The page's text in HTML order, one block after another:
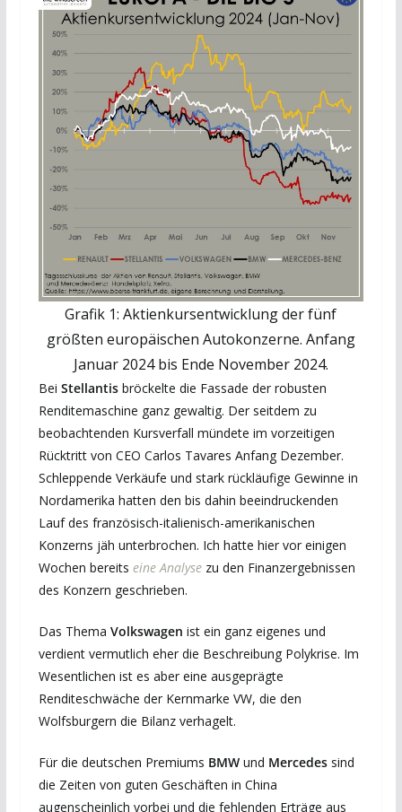
Grafik 1: Aktienkursentwicklung der fünf
größten europäischen Autokonzerne. Anfang
Januar 2024 bis Ende November 2024.
Bei Stellantisbröckelte die Fassade der robusten
Renditemaschine ganz gewaltig. Der seitdem zu
beobachtenden Kursverfall mündete im vorzeitigen
Rücktritt von CEO Carlos Tavares Anfang Dezember.
Schleppende Verkäufe und stark rückläufige Gewinne in
Nordamerika hatten den bis dahin beeindruckenden
Lauf des französisch-italienisch-amerikanischen
Konzerns jäh unterbrochen. Ich hatte hier vor einigen
Wochen bereits eine Analysezu den Finanzergebnissen
des Konzern geschrieben.
Das Thema Volkswagen ist ein ganz eigenes und
verdient vermutlich eher die Beschreibung Polykrise. Im
Wesentlichen ist es aber eine ausgeprägte
Renditeschwäche der Kernmarke VW, die den
Wolfsburgern die Bilanz verhagelt.
Für die deutschen Premiums BMWund Mercedessind
die Zeiten von guten Geschäften in China
augenscheinlich vorbei und die fehlenden Erträge aus